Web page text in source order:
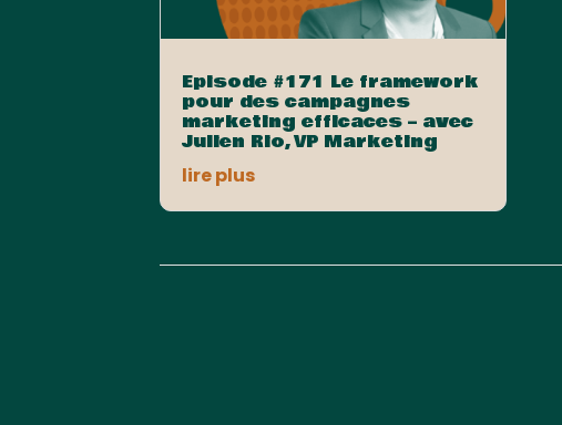
Episode #171 Le framework
pour des campagnes
marketing efficaces – avec
Julien Rio, VP Marketing
lire plus